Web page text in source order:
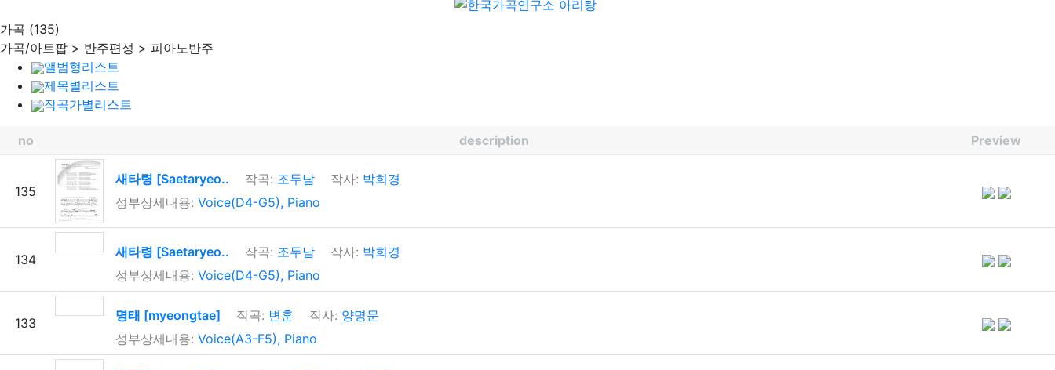
가곡 (135)
가곡/아트팝 > 반주편성 > 피아노반주
앨범형리스트
제목별리스트
작곡가별리스트
no description Preview
135
새타령 [Saetaryeo.. 작곡: 조두남 작사: 박희경
성부상세내용: Voice(D4-G5), Piano
134 새타령 [Saetaryeo.. 작곡: 조두남 작사: 박희경
성부상세내용: Voice(D4-G5), Piano
133 명태 [myeongtae] 작곡: 변훈 작사: 양명문
성부상세내용: Voice(A3-F5), Piano